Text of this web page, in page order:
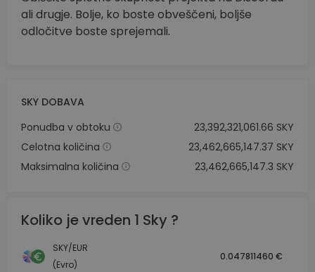
ali drugje. Bolje, ko boste obveščeni, boljše
odločitve boste sprejemali.
SKY DOBAVA
Ponudba v obtoku
23,392,321,061.66 SKY
Celotna količina
23,462,665,147.37 SKY
Maksimalna količina
23,462,665,147.3 SKY
Koliko je vreden 1 Sky ?
SKY/EUR
(Evro)
0.047811460 €